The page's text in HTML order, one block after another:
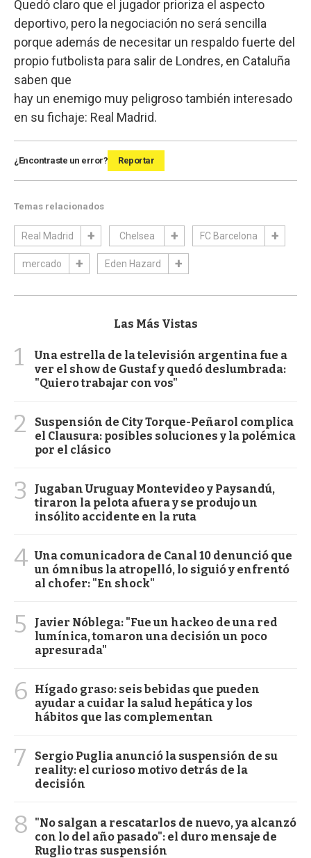
Quedó claro que el jugador prioriza el aspecto
deportivo, pero la negociación no será sencilla
porque además de necesitar un respaldo fuerte del
propio futbolista para salir de Londres, en Cataluña
saben que
hay un enemigo muy peligroso también interesado
en su fichaje: Real Madrid.
¿Encontraste un error? Reportar
Temas relacionados
Real Madrid Chelsea FC Barcelona
mercado Eden Hazard
Las Más Vistas
1
Una estrella de la televisión argentina fue a
ver el show de Gustaf y quedó deslumbrada:
"Quiero trabajar con vos"
2
Suspensión de City Torque-Peñarol complica
el Clausura: posibles soluciones y la polémica
por el clásico
3
Jugaban Uruguay Montevideo y Paysandú,
tiraron la pelota afuera y se produjo un
insólito accidente en la ruta
4 Una comunicadora de Canal 10 denunció que
un ómnibus la atropelló, lo siguió y enfrentó
al chofer: "En shock"
5
Javier Nóblega: "Fue un hackeo de una red
lumínica, tomaron una decisión un poco
apresurada"
6
Hígado graso: seis bebidas que pueden
ayudar a cuidar la salud hepática y los
hábitos que las complementan
7
Sergio Puglia anunció la suspensión de su
reality: el curioso motivo detrás de la
decisión
8
"No salgan a rescatarlos de nuevo, ya alcanzó
con lo del año pasado": el duro mensaje de
Ruglio tras suspensión